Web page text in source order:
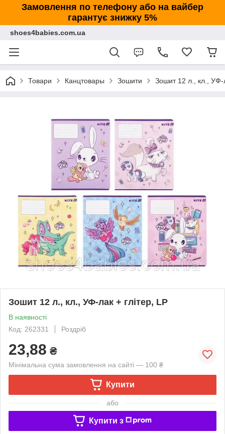
Замовлення по телефону або на вайбер
гарантує знижку 5%
shoes4babies.com.ua
Товари Канцтовары Зошити Зошит 12 л., кл., УФ-
Зошит 12 л., кл., УФ-лак + глітер, LP
В наявності
Код: 262331
Роздріб
23,88 ₴
Мінімальна сума замовлення на сайті — 100 ₴
Купити
або
Купити з